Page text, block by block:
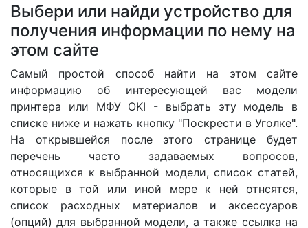
Выбери или найди устройство для
получения информации по нему на
этом сайте
Самый простой способ найти на этом сайте
информацию об интересующей вас модели
принтера или МФУ OKI - выбрать эту модель в
списке ниже и нажать кнопку "Поскрести в Уголке".
На открывшейся после этого странице будет
перечень часто задаваемых вопросов,
относящихся к выбранной модели, список статей,
которые в той или иной мере к ней отнсятся,
список расходных материалов и аксессуаров
(опций) для выбранной модели, а также ссылка на